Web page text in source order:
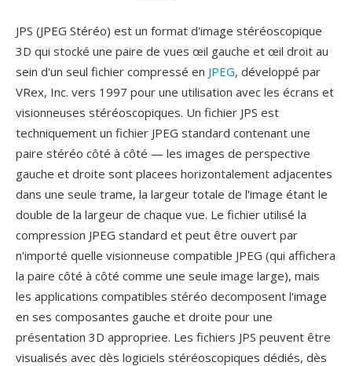
JPS (JPEG Stéréo) est un format d'image stéréoscopique
3D qui stocké une paire de vues œil gauche et œil droit au
sein d'un seul fichier compressé en JPEG, développé par
VRex, Inc. vers 1997 pour une utilisation avec les écrans et
visionneuses stéréoscopiques. Un fichier JPS est
techniquement un fichier JPEG standard contenant une
paire stéréo côté à côté — les images de perspective
gauche et droite sont placees horizontalement adjacentes
dans une seule trame, la largeur totale de l'image étant le
double de la largeur de chaque vue. Le fichier utilisé la
compression JPEG standard et peut être ouvert par
n'importé quelle visionneuse compatible JPEG (qui affichera
la paire côté à côté comme une seule image large), mais
les applications compatibles stéréo decomposent l'image
en ses composantes gauche et droite pour une
présentation 3D appropriee. Les fichiers JPS peuvent être
visualisés avec dès logiciels stéréoscopiques dédiés, dès